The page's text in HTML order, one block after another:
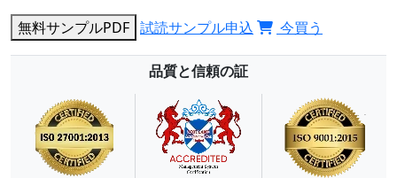
無料サンプルPDF 試読サンプル申込 今買う
品質と信頼の証